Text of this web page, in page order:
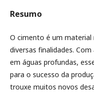
Resumo
O cimento é um
diversas finalidades.
em águas profundas,
para o sucesso da
trouxe muitos novos